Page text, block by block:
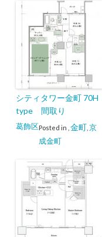
シティタワー金町 70H
type 間取り
Posted in
葛飾区 金町 京
成金町